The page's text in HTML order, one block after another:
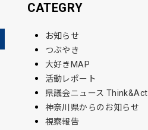
CATEGRY
お知らせ
つぶやき
大好きMAP
活動レポート
県議会ニュース Think&Act
神奈川県からのお知らせ
視察報告